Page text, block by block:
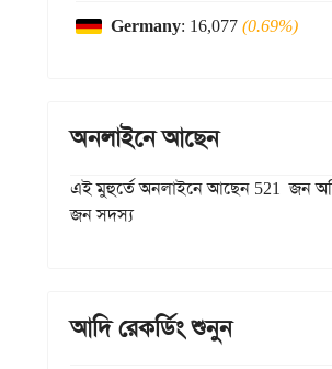
Germany: 16,077(0.69%)
অনলাইনে আছেন
এই মুহুর্তে অনলাইনে আছেন 521 জন
জন সদস্য
আদি রেকর্ডিং শুনুন